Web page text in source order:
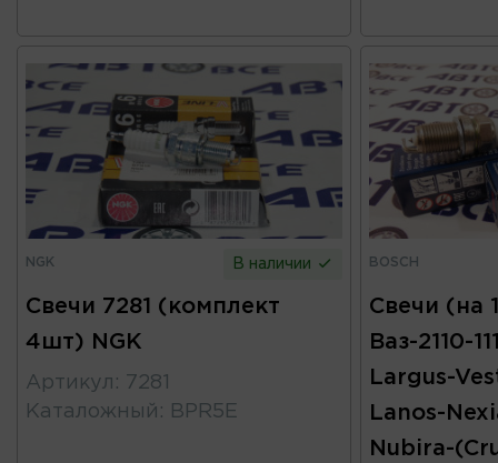
NGK В наличии
Свечи 7281 (комплект
4шт) NGK
Артикул :
7281
Каталожный : BPR5E
BOSCH
Свечи (на
Ваз-2110-
Largus-
Lanos-
Nubira-